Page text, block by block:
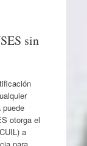
sin
otorga el
a